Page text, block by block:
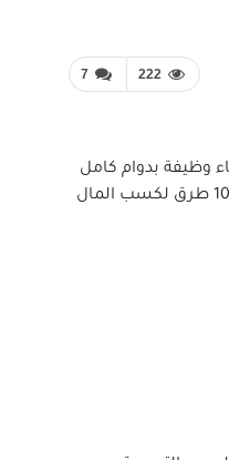
7 222
وظيفة بدوام كامل
أو ببساطة كسب بعض النقود الإضافية ، فإن الإنترنت يوفر مجموعة واسعة من الاحتمالات التي تناسب مهاراتك واهتماماتك. في هذه المقالة ، سوف نستكشف أفضل 10 طرق لكسب المال